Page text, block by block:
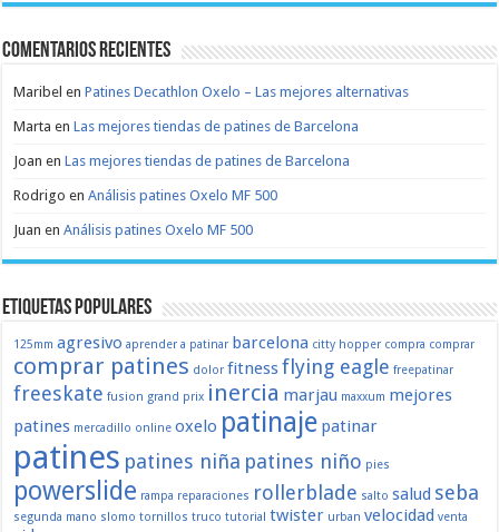
Comentarios recientes
Maribel enPatines Decathlon Oxelo – Las mejores alternativas
Marta enLas mejores tiendas de patines de Barcelona
Joan enLas mejores tiendas de patines de Barcelona
Rodrigo enAnálisis patines Oxelo MF 500
Juan enAnálisis patines Oxelo MF 500
Etiquetas populares
125mm agresivo aprender a patinar barcelona citty hopper compra comprar
comprar patines dolor fitnessflying eagle freepatinar
freeskate fusion grand prix inercia marjau maxxum mejores
patines mercadillo online oxelo patinaje patinar
patines patines niña patines niño pies
powerslide rampa reparaciones rollerblade salto salud seba
segunda mano slomo tornillos truco tutorial twister urban velocidad venta